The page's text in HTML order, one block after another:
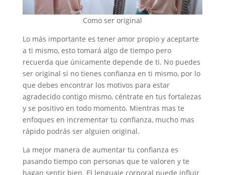
Como ser original
Lo más importante es tener amor propio y aceptarte
a ti mismo, esto tomará algo de tiempo pero
recuerda que únicamente depende de ti. No puedes
ser original si no tienes confianza en ti mismo, por lo
que debes encontrar los motivos para estar
agradecido contigo mismo, céntrate en tus fortalezas
y se positivo en todo momento. Mientras mas te
enfoques en incrementar tu confianza, mucho mas
rápido podrás ser alguien original.
La mejor manera de aumentar tu confianza es
pasando tiempo con personas que te valoren y te
hagan sentir bien. El lenguaje corporal puede influir